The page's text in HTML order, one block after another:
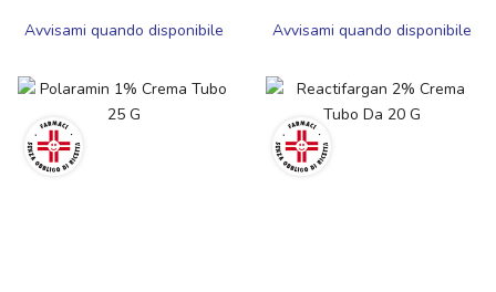
Avvisami quando disponibile Avvisami quando disponibile